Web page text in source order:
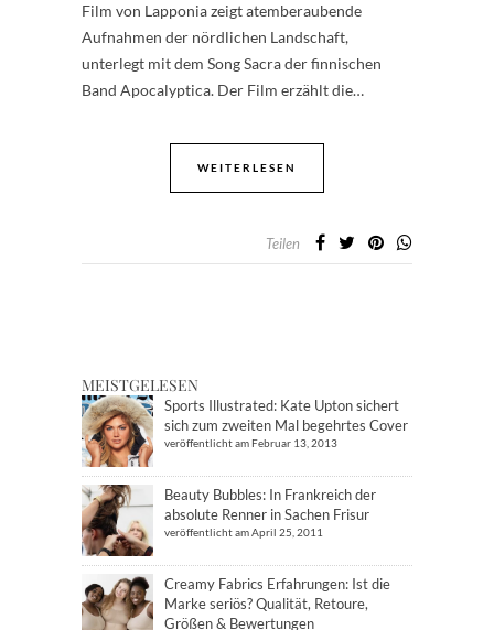
Film von Lapponia zeigt atemberaubende
Aufnahmen der nördlichen Landschaft,
unterlegt mit dem Song Sacra der finnischen
Band Apocalyptica. Der Film erzählt die…
WEITERLESEN
Teilen
MEISTGELESEN
Sports Illustrated: Kate Upton sichert
sich zum zweiten Mal begehrtes Cover
veröffentlicht am Februar 13, 2013
Beauty Bubbles: In Frankreich der
absolute Renner in Sachen Frisur
veröffentlicht am April 25, 2011
Creamy Fabrics Erfahrungen: Ist die
Marke seriös? Qualität, Retoure,
Größen & Bewertungen